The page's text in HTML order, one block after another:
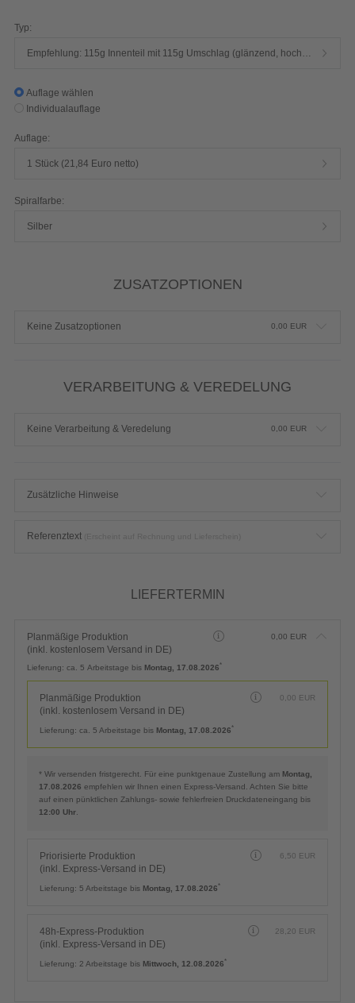
Typ:
Auflage wählen
Individualauflage
Auflage:
1 Stück (21,84 Euro netto)
Spiralfarbe:
Silber
ZUSATZOPTIONEN
Keine Zusatzoptionen 0,00 EUR
VERARBEITUNG & VEREDELUNG
Keine Verarbeitung & Veredelung 0,00 EUR
Zusätzliche Hinweise
Referenztext
LIEFERTERMIN
Planmäßige Produktion
(inkl. kostenlosem Versand in DE)
0,00 EUR
Lieferung: ca. 5 Arbeitstage bis Montag, 17.08.2026*
Planmäßige Produktion
(inkl. kostenlosem Versand in DE)
0,00 EUR
Lieferung: ca. 5 Arbeitstage bis Montag, 17.08.2026*
* Wir versenden fristgerecht. Für eine punktgenaue Zustellung am Montag,
17.08.2026 empfehlen wir Ihnen einen Express-Versand. Achten Sie bitte
auf einen pünktlichen Zahlungs- sowie fehlerfreien Druckdateneingang bis
12:00 Uhr
Priorisierte Produktion
(inkl. Express-Versand in DE)
6,50 EUR
Lieferung: 5 Arbeitstage bis Montag, 17.08.2026*
48h-Express-Produktion
(inkl. Express-Versand in DE)
28,20 EUR
Lieferung: 2 Arbeitstage bis Mittwoch, 12.08.2026*